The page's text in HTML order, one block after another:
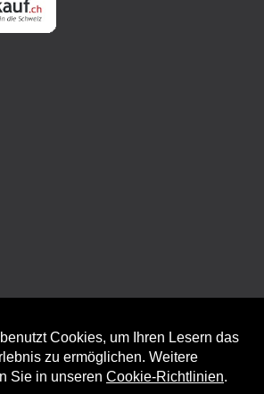
Cookies, um Ihren Lesern das
zu ermöglichen. Weitere
Sie in unseren Cookie-Richtlinien.
Auftrag widerrufen